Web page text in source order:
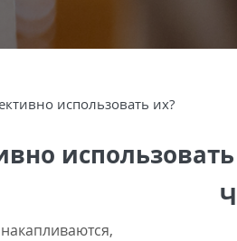
использовать их?